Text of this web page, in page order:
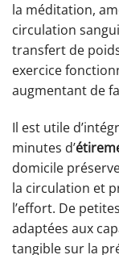
la méditation,
circulation
transfert de
exercice
augmentant de
Il est utile
minutes d’
domicile
la circulation et
l’effort. De
adaptées aux
tangible sur la